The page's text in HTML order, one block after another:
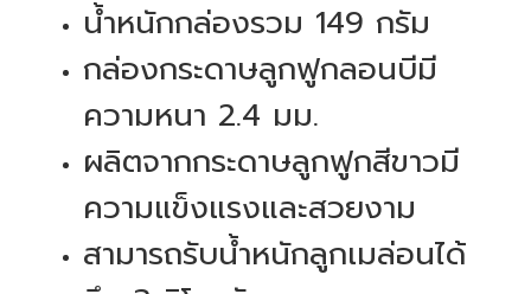
น้ำหนักกล่องรวม 149 กรัม
กล่องกระดาษลูกฟูกลอนบีมี
ความหนา 2.4 มม.
ผลิตจากกระดาษลูกฟูกสีขาวมี
ความแข็งแรงและสวยงาม
สามารถรับน้ำหนักลูกเมล่อนได้